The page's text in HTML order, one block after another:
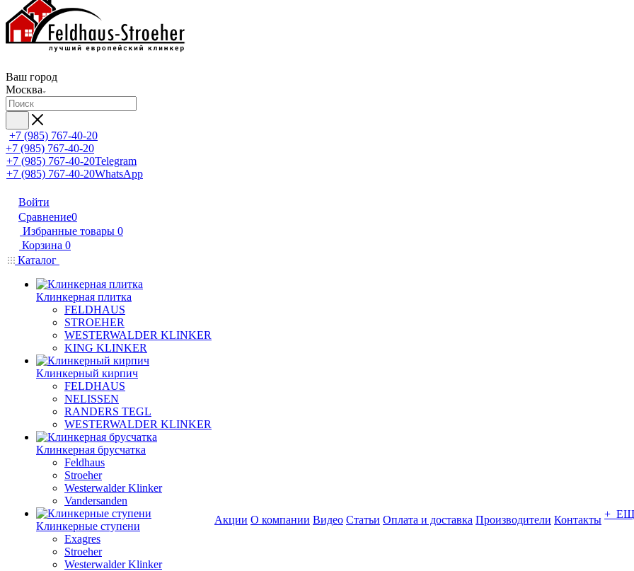
Ваш город
Москва
+7 (985) 767-40-20
+7 (985) 767-40-20
+7 (985) 767-40-20Telegram
+7 (985) 767-40-20WhatsApp
Войти
Сравнение0
Избранные товары 0
Корзина 0
Каталог
Клинкерная плитка
FELDHAUS
STROEHER
WESTERWALDER KLINKER
KING KLINKER
Клинкерный кирпич
FELDHAUS
NELISSEN
RANDERS TEGL
WESTERWALDER KLINKER
Клинкерная брусчатка
Feldhaus
Stroeher
Westerwalder Klinker
Vandersanden
Клинкерные ступени
Exagres
Stroeher
Westerwalder Klinker
Акции О компании Видео Статьи Оплата и доставка Производители Контакты +